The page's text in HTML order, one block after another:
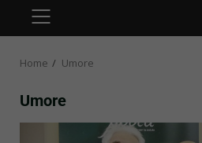
PRIMARY
MENU
Home Umore
Umore